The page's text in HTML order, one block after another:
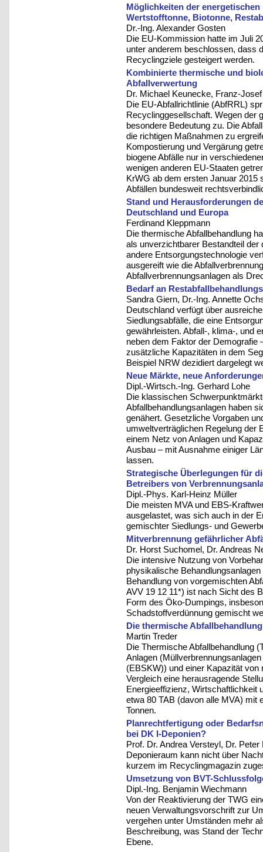
Möglichkeiten der
Wertstofftonne, Biotonne,
Dr.-Ing. Alexander Gosten
Die EU-Kommission hatte im Juli
unter anderem beschlossen, dass
Recyclingziele gesteigert werden.
Kombinierte thermische und
Abfallverwertung
Dr. Michael Keunecke, Franz-
Die EU-Abfallrichtlinie (AbfRRL)
Recyclinggesellschaft. Wegen der
besondere Bedeutung zu. Die
die richtigen Maßnahmen zu
Kompostierung und Vergärung
biogene Abfälle nur in
wenigen anderen EU-Staaten
KrWG ab dem ersten Januar 2015
Abfällen bundesweit
Stand und Herausforderungen
Deutschland und Europa
Ferdinand Kleppmann
Die thermische Abfallbehandlung
als unverzichtbarer Bestandteil
andere Entsorgungstechnologie
ausgereift wie die
Abfallverbrennungsanlagen als
Bedarf an
Sandra Giern, Dr.-Ing. Annette
Deutschland verfügt über
Siedlungsabfälle, die eine
gewährleisten. Abfall-, klima-, und
neben dem Faktor der Demografie
zusätzliche Kapazitäten in dem
Beispiel NRW dezidiert dargelegt
Neue Märkte, neue
Dipl.-Wirtsch.-Ing. Gerhard Lohe
Die klassischen
Abfallbehandlungsanlagen haben
genähert. Gesetzliche Vorgaben
umweltverträglichen Regelung der
einem Netz von Anlagen und
Ausbau – mit Ausnahme einiger
lassen.
Strategische Überlegungen für
Betreibers von
Dipl.-Phys. Karl-Heinz Müller
Die meisten MVA und EBS-
ausgelastet, was sich auch in der
gemischter Siedlungs- und
Mitverbrennung gefährlicher
Dr. Horst Suchomel, Dr. Andreas
Die intensive Nutzung von
physikalische
Behandlung von vorgemischten
AVV 19 12 11*) ist nach Sicht des
Form des Öko-Dumpings,
Schadstoffverdünnung gemischt
Die thermische
Martin Treder
Die Thermische Abfallbehandlung
Anlagen
(EBSKW)) und einer Kapazität von
Vergleich eine herausragende
Energieeffizienz, Wirtschaftlichkeit
etwa 80 TAB (davon alle MVA) mit
Tonnen.
Planrechtfertigung oder
bei DK I-Deponien?
Prof. Dr. Andrea Versteyl, Dr. Peter
Deponieraum kann nicht über
kurzem im Recyclingmagazin
Umsetzung von BVT-
Dipl.-Ing. Benjamin Wiechmann
Von der Reaktivierung der TWG
neuen Verwaltungsvorschrift zur
vergehen unter Umständen mehr
Beschreibung, was Stand der
Ebene.